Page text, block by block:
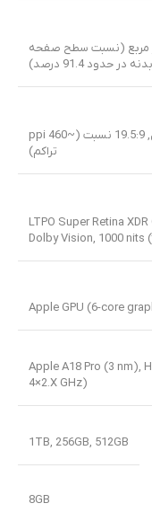
سانتیمتر مربع (نسبت سطح صفحه
حدود 91.4 درصد)
1320×2868 پیکسل, 19.5:9 نسبت (~460 ppi
تراکم)
LTPO Super Retina XDR
Dolby Vision, 1000 nits
Apple GPU (6-core
Apple A18 Pro (3 nm),
4×2.X GHz)
1TB, 256GB, 512GB
8GB